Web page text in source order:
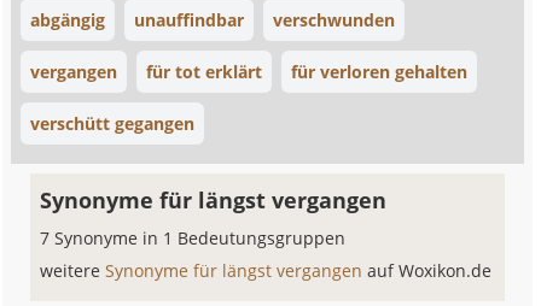
abgängig unauffindbar verschwunden
vergangen für tot erklärt für verloren gehalten
verschütt gegangen
Synonyme für längst vergangen
7 Synonyme in 1 Bedeutungsgruppen
weitereSynonyme für längst vergangenauf Woxikon.de